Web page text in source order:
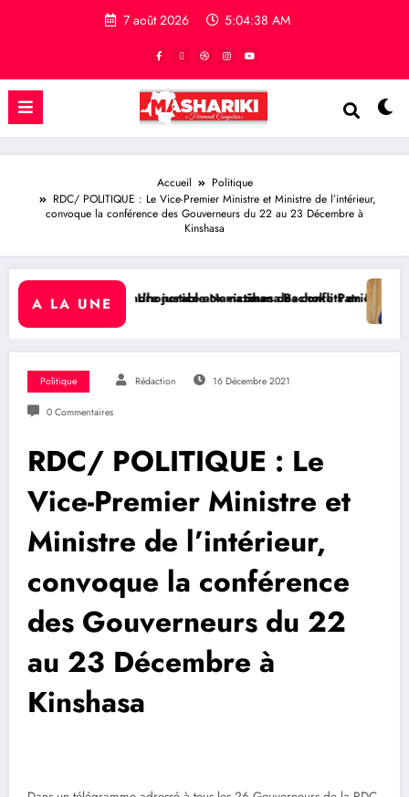
7 août 2026 5:04:39 AM
Accueil
Politique
RDC/ POLITIQUE : Le Vice-Premier Ministre et Ministre de l’intérieur,
convoque la conférence des Gouverneurs du 22 au 23 Décembre à
Kinshasa
A LA UNE
aux victimes des conflits en RDC
Namazihana Bachoke Patrick Baka salue la suspension de
RDC/ POLITIQUE :
Politique Rédaction 16 Décembre 2021
0 Commentaires
RDC/ POLITIQUE : Le
Vice-Premier Ministre et
Ministre de l’intérieur,
convoque la conférence
des Gouverneurs du 22
au 23 Décembre à
Kinshasa